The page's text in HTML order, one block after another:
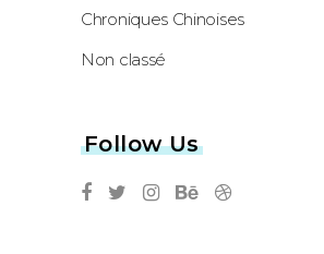
Chroniques Chinoises
Non classé
Follow Us